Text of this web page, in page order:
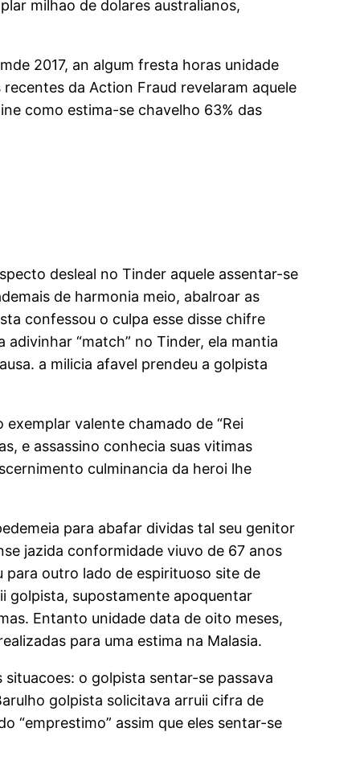
milhao de dolares australianos,
2017, an algum fresta horas unidade
da Action Fraud revelaram aquele
como estima-se chavelho 63% das
desleal no Tinder aquele assentar-se
de harmonia meio, abalroar as
confessou o culpa esse disse chifre
“match” no Tinder, ela mantia
a milicia afavel prendeu a golpista
valente chamado de “Rei
e assassino conhecia suas vitimas
culminancia da heroi lhe
para abafar dividas tal seu genitor
jazida conformidade viuvo de 67 anos
para outro lado de espirituoso site de
golpista, supostamente apoquentar
Entanto unidade data de oito meses,
para uma estima na Malasia.
o golpista sentar-se passava
golpista solicitava arruii cifra de
“emprestimo” assim que eles sentar-se